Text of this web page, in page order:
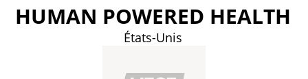
HUMAN POWERED HEALTH
États-Unis